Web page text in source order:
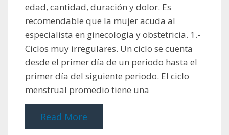
edad, cantidad, duración y dolor. Es
recomendable que la mujer acuda al
especialista en ginecología y obstetricia. 1.-
Ciclos muy irregulares. Un ciclo se cuenta
desde el primer día de un periodo hasta el
primer día del siguiente periodo. El ciclo
menstrual promedio tiene una
Read More